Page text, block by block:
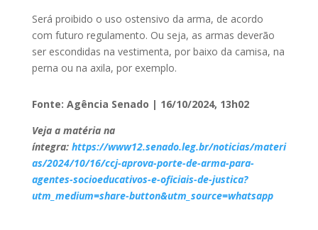
Será proibido o uso ostensivo da arma, de acordo
com futuro regulamento. Ou seja, as armas deverão
ser escondidas na vestimenta, por baixo da camisa, na
perna ou na axila, por exemplo.
Fonte: Agência Senado | 16/10/2024, 13h02
Veja a matéria na
íntegra: https://www12.senado.leg.br/noticias/materi
as/2024/10/16/ccj-aprova-porte-de-arma-para-
agentes-socioeducativos-e-oficiais-de-justica?
utm_medium=share-button&utm_source=whatsapp